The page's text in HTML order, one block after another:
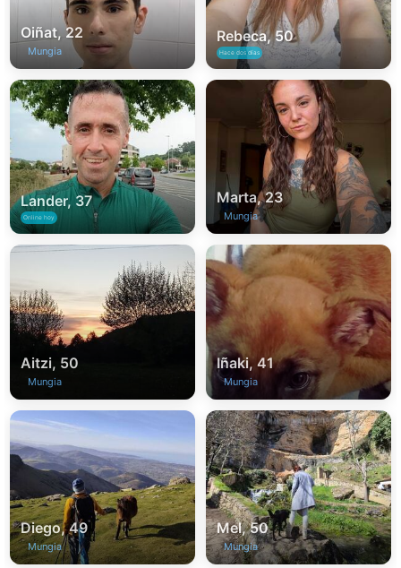
Oiñat, 22
Mungia
Rebeca, 50
Hace dos días
Lander, 37
Online hoy
Marta, 23
Mungia
Aitzi, 50
Mungia
Iñaki, 41
Mungia
Diego, 49
Mungia
Mel, 50
Mungia